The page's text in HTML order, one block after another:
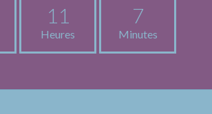
11
Heures
7
Minutes